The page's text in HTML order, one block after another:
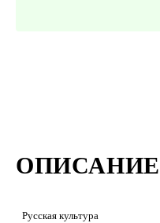
Русская культура